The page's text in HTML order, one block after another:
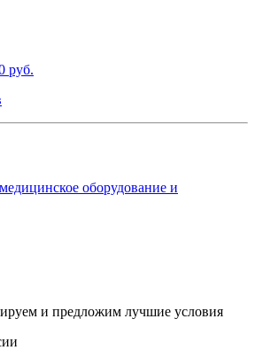
руб.
оборудование и
и предложим лучшие условия